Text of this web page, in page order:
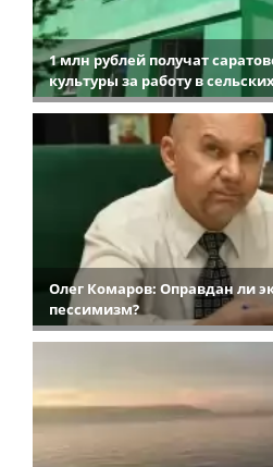
1 млн рублей получат
культуры за работу в
Олег Комаров: Оправдан ли
пессимизм?